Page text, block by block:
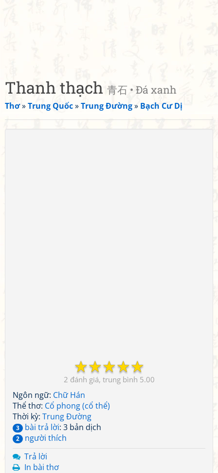
Thanh thạch 青石 • Đá xanh
Thơ»Trung Quốc»Trung Đường» Bạch Cư Dị
☆
☆
☆
☆
☆
2 5.00
Ngôn ngữ: Chữ Hán
Thể thơ: Cổ phong (cổ thể)
Thời kỳ: Trung Đường
3 bài trả lời: 3 bản dịch
2
người thích
Trả lời
In bài thơ